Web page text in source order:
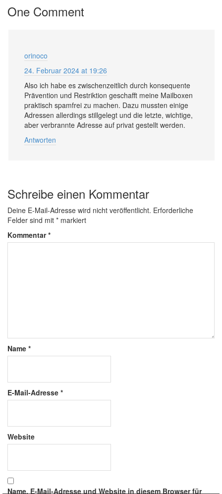
One Comment
orinoco
24. Februar 2024 at 19:26
Also ich habe es zwischenzeitlich durch konsequente
Prävention und Restriktion geschafft meine Mailboxen
praktisch spamfrei zu machen. Dazu mussten einige
Adressen allerdings stillgelegt und die letzte, wichtige,
aber verbrannte Adresse auf privat gestellt werden.
Antworten
Schreibe einen Kommentar
Deine E-Mail-Adresse wird nicht veröffentlicht. Erforderliche
Felder sind mit * markiert
Kommentar*
Name *
E-Mail-Adresse *
Website
Name, E-Mail-Adresse und Website in diesem Browser für